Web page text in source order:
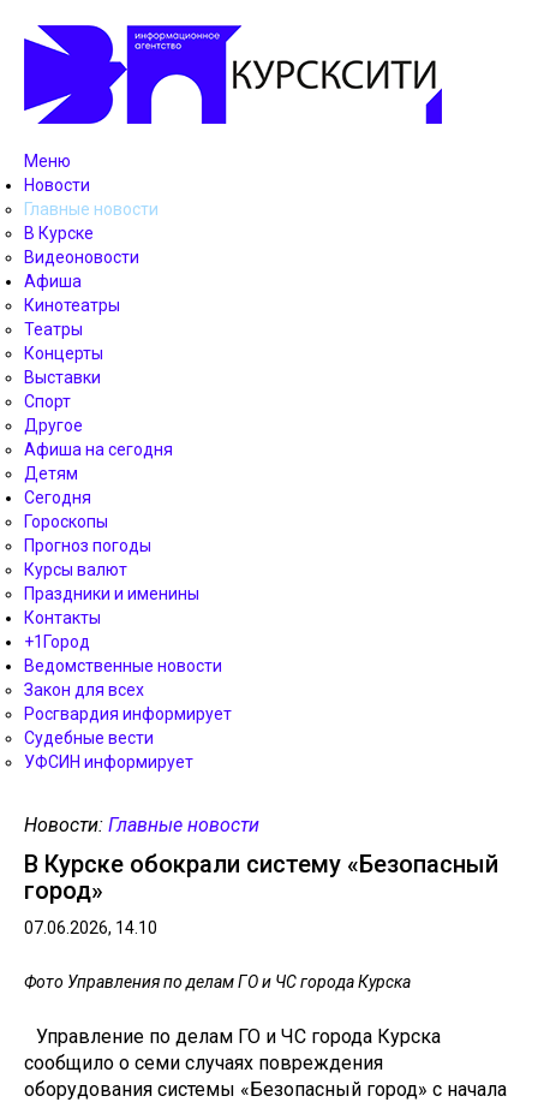
Меню
Новости
Главные новости
В Курске
Видеоновости
Афиша
Кинотеатры
Театры
Концерты
Выставки
Спорт
Другое
Афиша на сегодня
Детям
Сегодня
Гороскопы
Прогноз погоды
Курсы валют
Праздники и именины
Контакты
+1Город
Ведомственные новости
Закон для всех
Росгвардия информирует
Судебные вести
УФСИН информирует
Новости: Главные новости
В Курске обокрали систему «Безопасный
город»
07.06.2026, 14.10
Фото Управления по делам ГО и ЧС города Курска
Управление по делам ГО и ЧС города Курска
сообщило о семи случаях повреждения
оборудования системы «Безопасный город» с начала